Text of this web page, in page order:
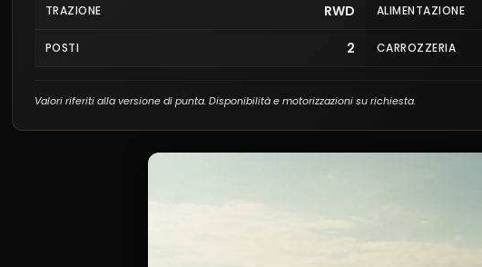
TRAZIONE RWD ALIMENTAZIONE
POSTI 2 CARROZZERIA
Valori riferiti alla versione di punta. Disponibilità e motorizzazioni su richiesta.